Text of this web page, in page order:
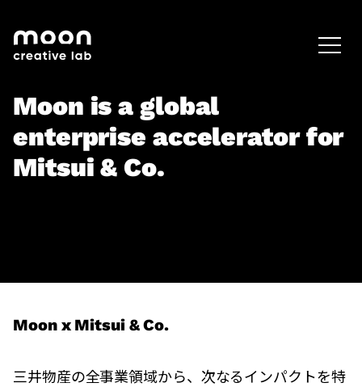
HOME
CAREERS
LEADERSHIP
Moon is a global
enterprise accelerator for
Mitsui & Co.
Moon x Mitsui & Co.
三井物産の全事業領域から、次なるインパクトを特